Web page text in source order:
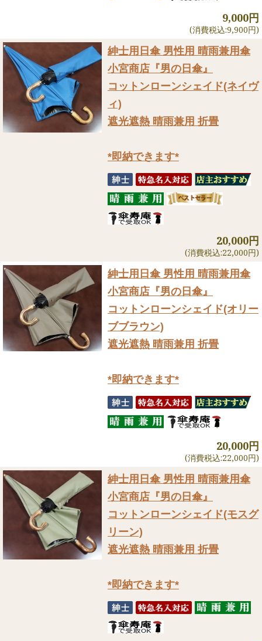
9,000円
(消費税込:9,900円)
紳士用日傘 男性用 晴雨兼用傘
小宮商店『男の日傘』
コットンローンシェイド(ネイヴ
ィ)
遮光遮熱 晴雨兼用 折畳
*即納できます*
20,000円
(消費税込:22,000円)
紳士用日傘 男性用 晴雨兼用傘
小宮商店『男の日傘』
コットンローンシェイド(オリー
ブブラウン)
遮光遮熱 晴雨兼用 折畳
*即納できます*
20,000円
(消費税込:22,000円)
紳士用日傘 男性用 晴雨兼用傘
小宮商店『男の日傘』
コットンローンシェイド(モスグ
リーン)
遮光遮熱 晴雨兼用 折畳
*即納できます*